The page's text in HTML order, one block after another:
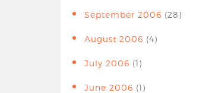
September 2006 (28)
August 2006 (4)
July 2006 (1)
June 2006 (1)